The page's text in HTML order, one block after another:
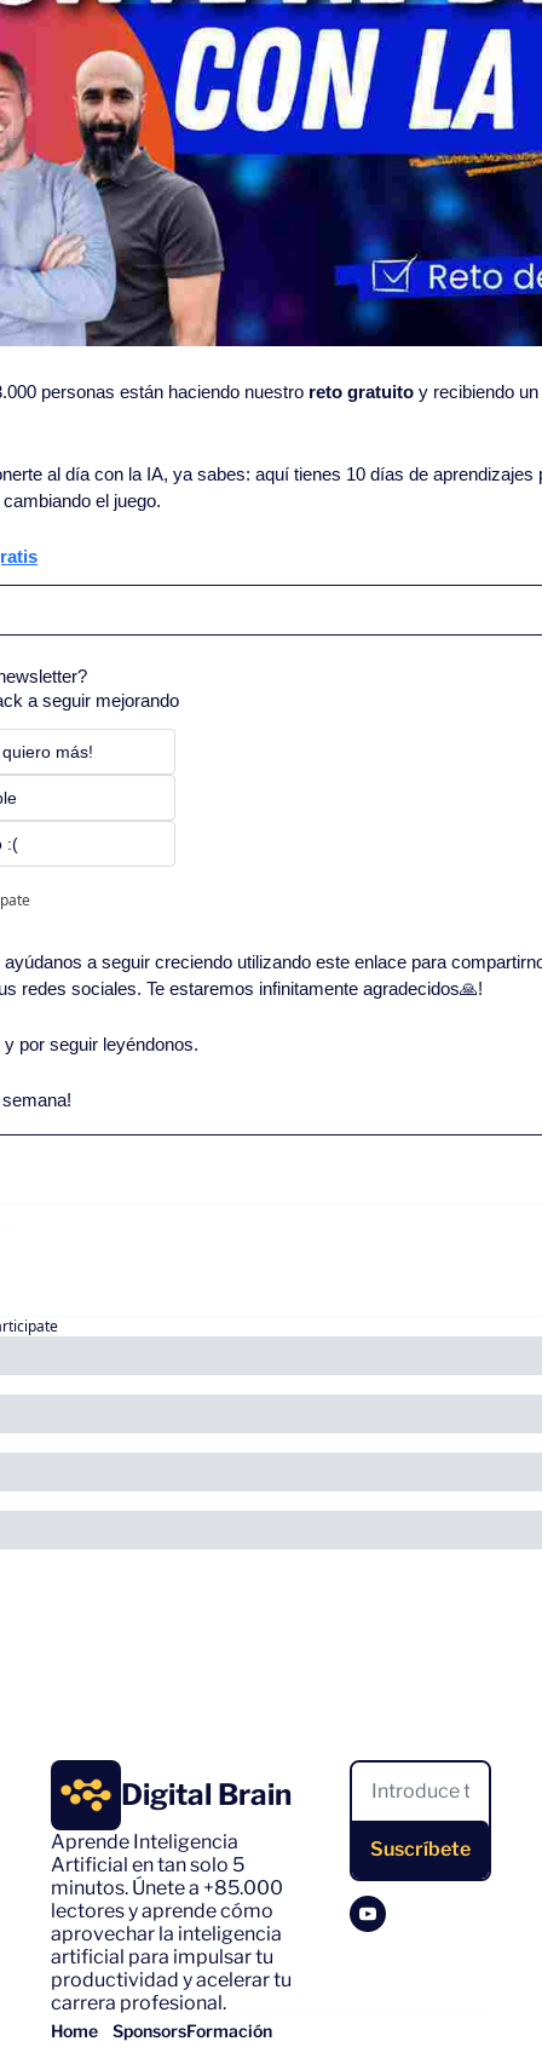
personas están haciendo nuestro reto gratuito y recibiendo
al día con la IA, ya sabes: aquí tienes 10 días de aprendizajes
el juego.
a seguir mejorando
más!
:(
a seguir creciendo utilizando este enlace para
redes sociales. Te estaremos infinitamente agradecidos🙏!
por seguir leyéndonos.
Digital Brain
Aprende Inteligencia
Artificial en tan solo 5
minutos. Únete a +85.000
lectores y aprende cómo
aprovechar la inteligencia
artificial para impulsar tu
productividad y acelerar tu
carrera profesional.
Suscríbete
Home SponsorsFormación